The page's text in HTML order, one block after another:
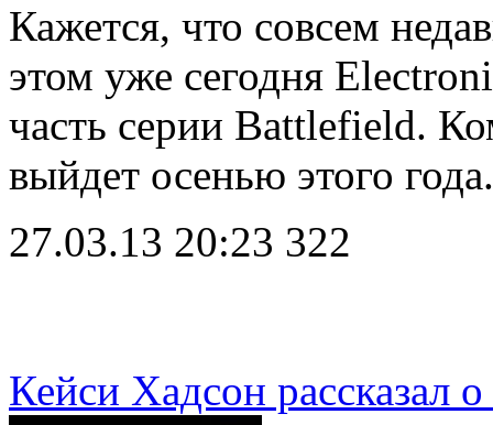
Кажется, что совсем
этом уже сегодня
часть серии Battlefield.
выйдет осенью этого
27.03.13 20:23 322
Кейси Хадсон рассказал